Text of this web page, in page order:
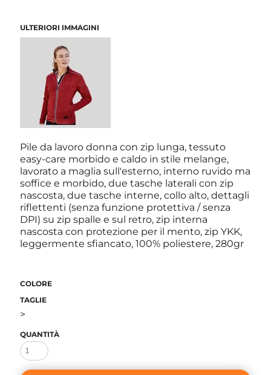
ULTERIORI IMMAGINI
Pile da lavoro donna con zip lunga, tessuto
easy-care morbido e caldo in stile melange,
lavorato a maglia sull'esterno, interno ruvido ma
soffice e morbido, due tasche laterali con zip
nascosta, due tasche interne, collo alto, dettagli
riflettenti (senza funzione protettiva / senza
DPI) su zip spalle e sul retro, zip interna
nascosta con protezione per il mento, zip YKK,
leggermente sfiancato, 100% poliestere, 280gr
COLORE
TAGLIE
>
QUANTITÀ